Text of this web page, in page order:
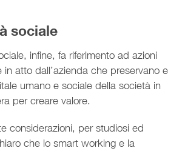
sociale
infine, fa riferimento ad azioni
in atto dall’azienda che preservano e
umano e sociale della società in
per creare valore.
considerazioni, per studiosi ed
che lo smart working e la